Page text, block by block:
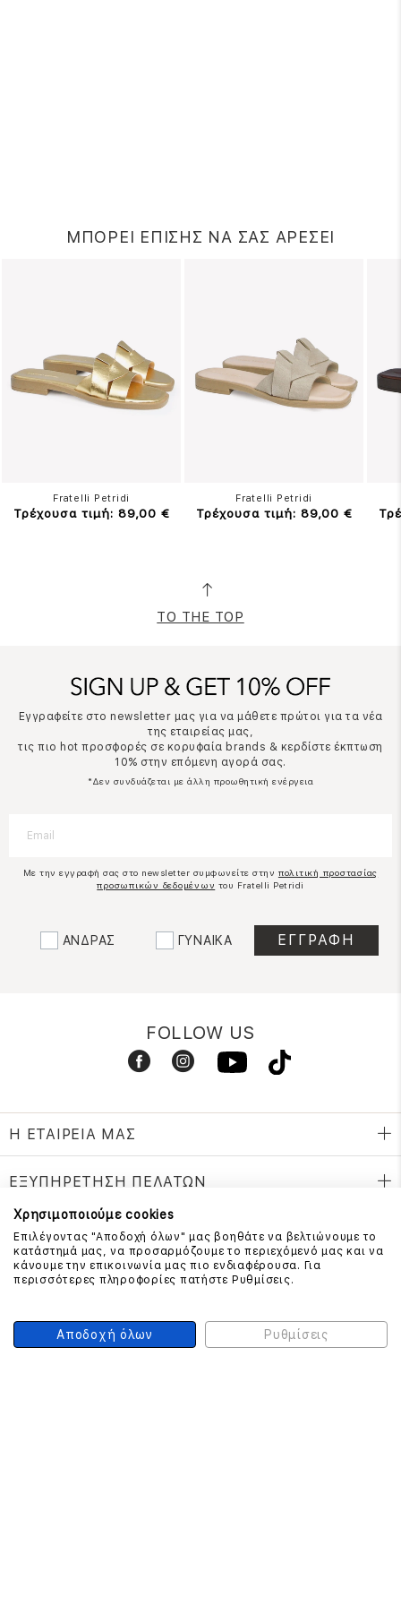
ΜΠΟΡΕΙ ΕΠΙΣΗΣ ΝΑ ΣΑΣ ΑΡΕΣΕΙ
Fratelli Petridi
Τρέχουσα τιμή: 89,00 €
Fratelli Petridi
Τρέχουσα τιμή: 89,00 €
TO THE TOP
Εγγραφείτε στο newsletter μας για να μάθετε πρώτοι για τα νέα
της εταιρείας μας,
τις πιο hot προσφορές σε κορυφαία brands & κερδίστε έκπτωση
10% στην επόμενη αγορά σας.
*Δεν συνδυάζεται με άλλη προωθητική ενέργεια
Με την εγγραφή σας στο newsletter συμφωνείτε στην πολιτική προστασίας
προσωπικών δεδομένων του Fratelli Petridi
ΑΝΔΡΑΣ ΓΥΝΑΙΚΑ
FOLLOW US
Η ΕΤΑΙΡΕΙΑ ΜΑΣ
ΕΞΥΠΗΡΕΤΗΣΗ ΠΕΛΑΤΩΝ
ΕΠΙΚΟΙΝΩΝΗΣΤΕ ΜΑΖΙ ΜΑΣ
210 999 4510
Χρησιμοποιούμε cookies
Επιλέγοντας "Αποδοχή όλων" μας βοηθάτε να βελτιώνουμε το
κατάστημά μας, να προσαρμόζουμε το περιεχόμενό μας και να
κάνουμε την επικοινωνία μας πιο ενδιαφέρουσα. Για
περισσότερες πληροφορίες πατήστε Ρυθμίσεις.
Αποδοχή όλων Ρυθμίσεις